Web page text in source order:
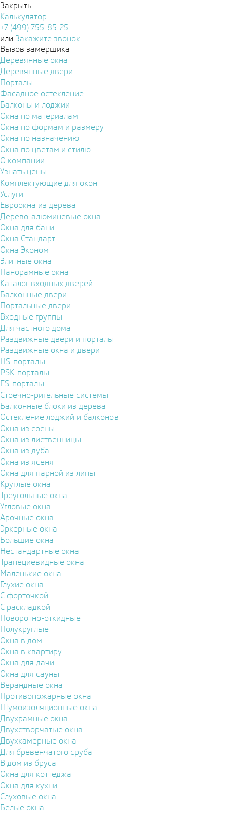
Закрыть
Калькулятор
+7 (499) 755-85-25
или Закажите звонок
Вызов замерщика
Деревянные окна
Деревянные двери
Порталы
Фасадное остекление
Балконы и лоджии
Окна по материалам
Окна по формам и размеру
Окна по назначению
Окна по цветам и стилю
О компании
Узнать цены
Комплектующие для окон
Услуги
Евроокна из дерева
Дерево-алюминевые окна
Окна для бани
Окна Стандарт
Окна Эконом
Элитные окна
Панорамные окна
Каталог входных дверей
Балконные двери
Портальные двери
Входные группы
Для частного дома
Раздвижные двери и порталы
Раздвижные окна и двери
HS-порталы
PSK-порталы
FS-порталы
Стоечно-ригельные системы
Балконные блоки из дерева
Остекление лоджий и балконов
Окна из сосны
Окна из лиственницы
Окна из дуба
Окна из ясеня
Окна для парной из липы
Круглые окна
Треугольные окна
Угловые окна
Арочные окна
Эркерные окна
Большие окна
Нестандартные окна
Трапециевидные окна
Маленькие окна
Глухие окна
С форточкой
С раскладкой
Поворотно-откидные
Полукруглые
Окна в дом
Окна в квартиру
Окна для дачи
Окна для сауны
Верандные окна
Противопожарные окна
Шумоизоляционные окна
Двухрамные окна
Двухстворчатые окна
Двухкамерные окна
Для бревенчатого сруба
В дом из бруса
Окна для коттеджа
Окна для кухни
Слуховые окна
Белые окна